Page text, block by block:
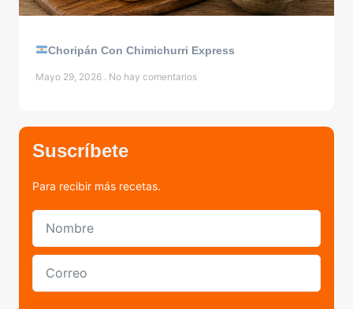
Choripán Con Chimichurri Express
Mayo 29, 2026 No hay comentarios
Suscríbete
Para recibir más recetas.